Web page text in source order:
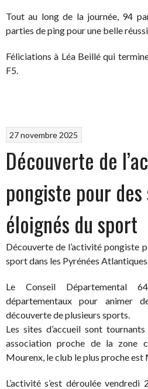
Tout au long de la journée, 94
parties de ping pour une belle
Féliciations à Léa Beillé qui
F5.
27 novembre 2025
Découverte de
pongiste pour
éloignés du sport
Découverte de l’activité pongiste
sport dans les Pyrénées Atlantiques.
Le Conseil Départemental
départementaux pour animer
découverte de plusieurs sports.
Les sites d’accueil sont
association proche de la zone
Mourenx, le club le plus proche est
L’activité s’est déroulée